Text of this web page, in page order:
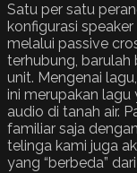
Satu per satu
konfigurasi
melalui passive
terhubung, barulah
unit. Mengenai
ini merupakan
audio di tanah air.
familiar saja
telinga kami juga
yang “berbeda”